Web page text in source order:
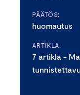
PÄÄTÖS:
huomautus
ARTIKLA:
7 artikla -